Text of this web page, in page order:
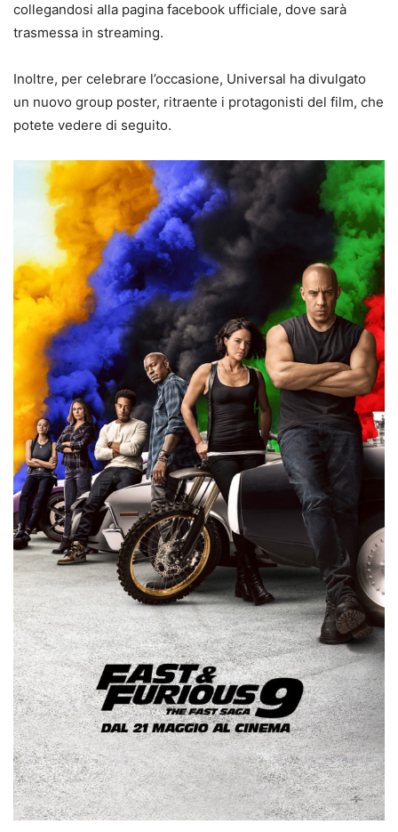
collegandosi alla pagina facebook ufficiale, dove sarà
trasmessa in streaming.
Inoltre, per celebrare l’occasione, Universal ha divulgato
un nuovo group poster, ritraente i protagonisti del film, che
potete vedere di seguito.